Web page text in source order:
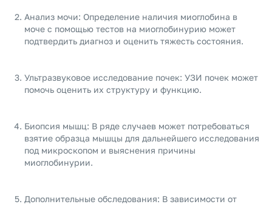
Анализ мочи: Определение наличия миоглобина в
моче с помощью тестов на миоглобинурию может
подтвердить диагноз и оценить тяжесть состояния.
Ультразвуковое исследование почек: УЗИ почек может
помочь оценить их структуру и функцию.
Биопсия мышц: В ряде случаев может потребоваться
взятие образца мышцы для дальнейшего исследования
под микроскопом и выяснения причины
миоглобинурии.
Дополнительные обследования: В зависимости от